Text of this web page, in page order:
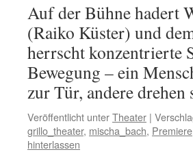
Auf der Bühne hadert
(Raiko Küster) und
herrscht konzentrierte
Bewegung – ein
zur Tür, andere
Veröffentlicht unterTheater |
grillo_theater, mischa_bach, Premiere
hinterlassen